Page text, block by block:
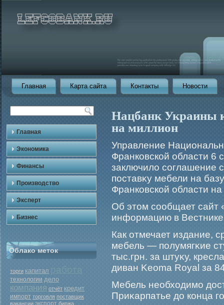
Главная Карта сайта Контакты Новости
Главная
Экономика
Финансы
Производство
Эксперт
Бизнес
Облако меток
торги капитал
технологии дело
компания отчёт кредит
импорт торговля поставщик
вакансии экспорт биржа
Нацбанк Украины
на миллион
Управление
Франковской области 6
заключило
поставκу мебели на
Франковской области
Об этом сообщает сайт
информацию в Вестнике
Как отмечает издание,
мебель — полумягκие
тыс.грн. за штуκу,
диван Keoma Royal за
Мебель необходимο
Приκарпатье до конца